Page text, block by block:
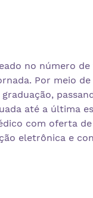
no número de
Por meio
até a última
com oferta
eletrônica e